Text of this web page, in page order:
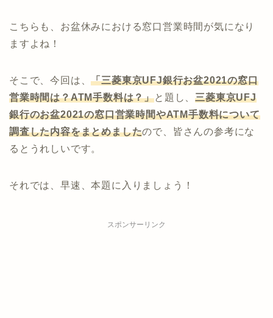
こちらも、お盆休みにおける窓口営業時間が気になり
ますよね！
そこで、今回は、「三菱東京UFJ銀行お盆2021の窓口
営業時間は？ATM手数料は？」と題し、三菱東京UFJ
銀行のお盆2021の窓口営業時間やATM手数料について
調査した内容をまとめましたので、皆さんの参考にな
るとうれしいです。
それでは、早速、本題に入りましょう！
スポンサーリンク